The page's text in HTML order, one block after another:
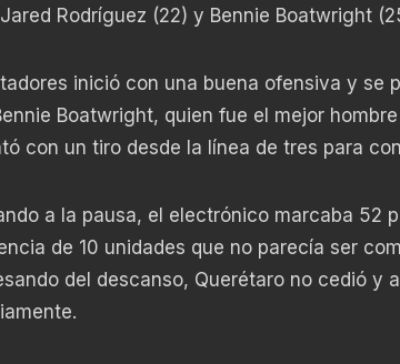
Jared Rodríguez (22) y Bennie Boatwright
inició con una buena ofensiva y se
Boatwright, quien fue el mejor
con un tiro desde la línea de tres para
a la pausa, el electrónico marcaba 52
de 10 unidades que no parecía ser
del descanso, Querétaro no cedió y